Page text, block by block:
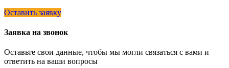
Оставить заявку
Заявка на звонок
Оставьте свои данные, чтобы мы могли связаться с вами и
ответить на ваши вопросы